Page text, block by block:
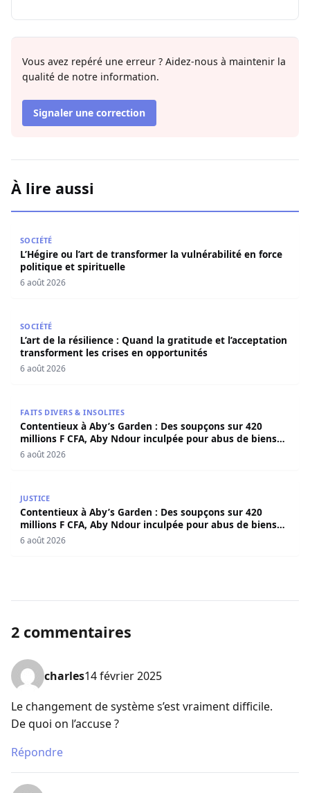
Vous avez repéré une erreur ? Aidez-nous à maintenir la
qualité de notre information.
Signaler une correction
À lire aussi
SOCIÉTÉ
L’Hégire ou l’art de transformer la vulnérabilité en force
politique et spirituelle
6 août 2026
SOCIÉTÉ
L’art de la résilience : Quand la gratitude et l’acceptation
transforment les crises en opportunités
6 août 2026
FAITS DIVERS & INSOLITES
Contentieux à Aby’s Garden : Des soupçons sur 420
millions F CFA, Aby Ndour inculpée pour abus de biens
sociaux
6 août 2026
JUSTICE
Contentieux à Aby’s Garden : Des soupçons sur 420
millions F CFA, Aby Ndour inculpée pour abus de biens
sociaux
6 août 2026
2 commentaires
charles14 février 2025
Le changement de système s’est vraiment difficile.
De quoi on l’accuse ?
Répondre